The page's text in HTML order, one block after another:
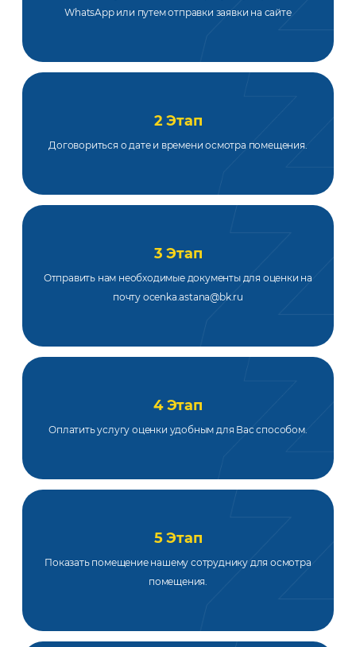
WhatsApp или путем отправки заявки на сайте
2 Этап
Договориться о дате и времени осмотра помещения.
3 Этап
Отправить нам необходимые документы для оценки на
почту ocenka.astana@bk.ru
4 Этап
Оплатить услугу оценки удобным для Вас способом.
5 Этап
Показать помещение нашему сотруднику для осмотра
помещения.